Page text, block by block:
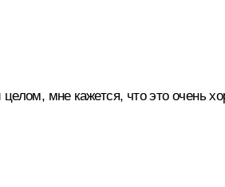
мне кажется, что это очень